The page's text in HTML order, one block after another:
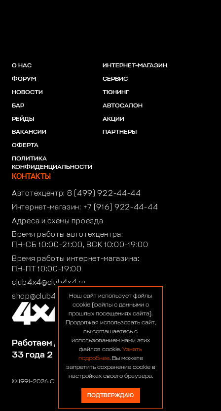
© 1991-2026 ООО «Сервис 4х4»
Работаем для вас:
33 года 2 месяца 26 дней
О НАС
ФОРУМ
НОВОСТИ
БАР
РЕЙДЫ
ВАКАНСИИ
ОФЕРТА
ПОЛИТИКА
КОНФИДЕНЦИАЛЬНОСТИ
ИНТЕРНЕТ-МАГАЗИН
СЕРВИС
ТЮНИНГ
АВТОСАЛОН
АКЦИИ
ПАРТНЕРЫ
КОНТАКТЫ
Автотехцентр: 8 (499) 922-44-44
Интернет-магазин: +7 (916) 922-44-44
Адреса и схемы проезда
Время работы автотехцентра:
ПН-СБ 10:00-21:00, ВСК 10:00-19:00
Время работы интернет-магазина:
ПН-ПТ 10:00-19:00
club4x4@club4x4.ru
shop@club4x4.ruНаш сайт использует файлы
cookie (файлы с данными о
прошлых посещениях сайта).
Продолжая использовать сайт,
вы соглашаетесь с
использованием нами этих
файлов cookie. Узнать
подробнее. Вы можете
запретить сохранение cookie в
настройках своего браузера.
ПОДТВЕРЖДАЮ